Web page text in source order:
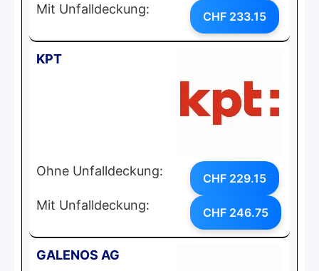
Mit Unfalldeckung: CHF 233.15
KPT
Ohne Unfalldeckung: CHF 229.15
Mit Unfalldeckung: CHF 246.75
GALENOS AG